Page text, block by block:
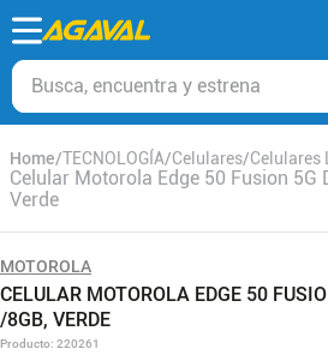
Busca, encuentra y estrena
TECNOLOGÍA Celulares Celulares
Celular Motorola Edge 50 Fusion 5G
Verde
MOTOROLA
CELULAR MOTOROLA EDGE 50
/8GB, VERDE
Producto: 220261